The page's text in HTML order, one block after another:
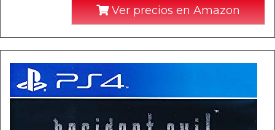
Ver precios en Amazon